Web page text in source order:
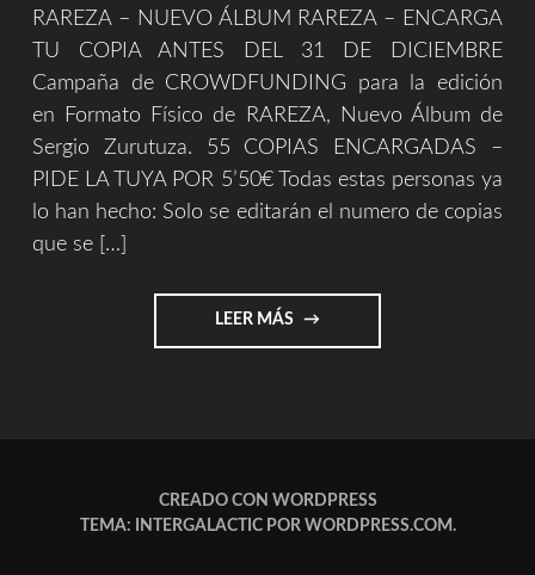
RAREZA – NUEVO ÁLBUM RAREZA – ENCARGA
TU COPIA ANTES DEL 31 DE DICIEMBRE
Campaña de CROWDFUNDING para la edición
en Formato Físico de RAREZA, Nuevo Álbum de
Sergio Zurutuza. 55 COPIAS ENCARGADAS –
PIDE LA TUYA POR 5’50€ Todas estas personas ya
lo han hecho: Solo se editarán el numero de copias
que se […]
LEER MÁS "ENCARGA
TU
CREADO CON WORDPRESS
TEMA: INTERGALACTIC POR WORDPRESS.COM.